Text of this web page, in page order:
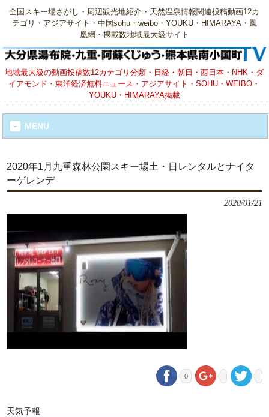
全国スキー場さがし・周辺観光地紹介・天然温泉情報関連投稿動画12カ
テゴリ・アジアサイト・中国sohu・weibo・YOUKU・HIMARAYA・鳳
凰網・掲載数地域最大級サイト
地域最大級の動画投稿数12カテゴリ分類・日経・朝日・西日本・NHK・ダ
イアモンド・東洋経済無料ニュース・アジアサイト・SOHU・WEIBO・
YOUKU・HIMARAYA掲載
MENU
2020年1月九重森林公園スキー場土・日レンタルとナイタ
ーゲレンデ
2020/01/21
0
天気予報